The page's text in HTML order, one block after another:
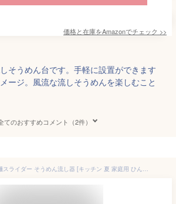
価格と在庫をAmazonでチェック >>
そうめん台です。手軽に設置ができます
ージ。風流な流しそうめんを楽しむこと
てのおすすめコメント（2件）
パール金属 竹流麺スライダー そうめん流し器 [キッチン 夏 家庭用 ひんやり 組み立て式] D-6794